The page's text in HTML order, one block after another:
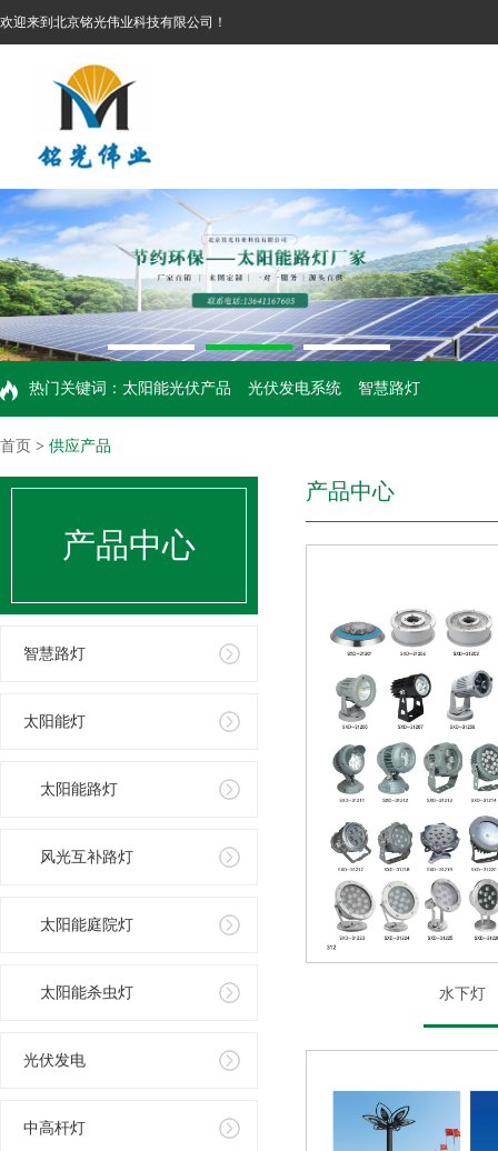
欢迎来到北京铭光伟业科技有限公司！
热门关键词： 太阳能光伏产品 光伏发电系统 智慧路灯
首页 > 供应产品
产品中心
智慧路灯
太阳能灯
太阳能路灯
风光互补路灯
太阳能庭院灯
太阳能杀虫灯
光伏发电
中高杆灯
产品中心
水下灯